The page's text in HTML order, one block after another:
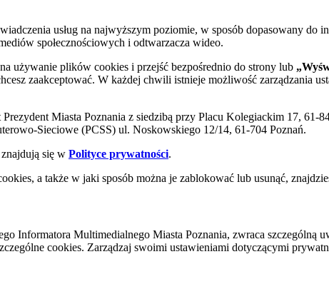
usług na najwyższym poziomie, w sposób dopasowany
społecznościowych i odtwarzacza wideo.
używanie plików cookies i przejść bezpośrednio do strony lub
zaakceptować. W każdej chwili istnieje możliwość zarządzania
Miasta Poznania z siedzibą przy Placu Kolegiackim 17, 61-
Sieciowe (PCSS) ul. Noskowskiego 12/14, 61-704 Poznań.
się w Polityce prywatności.
a także w jaki sposób można je zablokować lub usunąć,
Informatora Multimedialnego Miasta Poznania, zwraca szczególną
cookies. Zarządzaj swoimi ustawieniami dotyczącymi